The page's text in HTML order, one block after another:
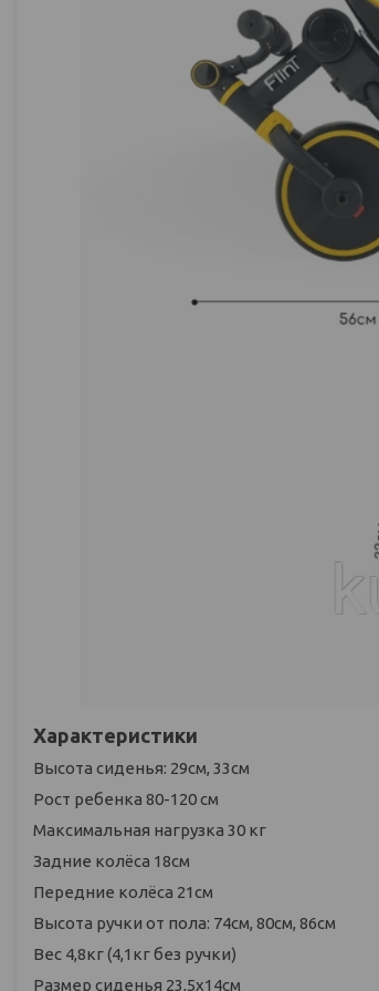
Характеристики
Высота сиденья: 29см, 33см
Рост ребенка 80-120 см
Максимальная нагрузка 30 кг
Задние колёса 18см
Передние колёса 21см
Высота ручки от пола: 74см, 80см, 86см
Вес 4,8кг (4,1кг без ручки)
Размер сиденья 23,5х14см